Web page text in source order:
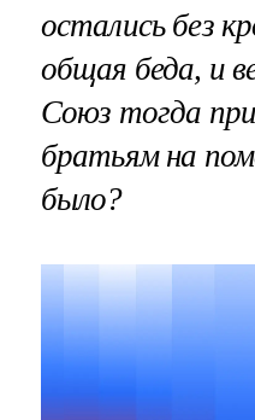
остались без
общая беда, и
Союз тогда
братьям на
было?